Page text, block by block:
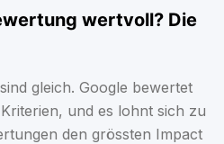
wertvoll? Die
gleich. Google bewertet
und es lohnt sich zu
den grössten Impact